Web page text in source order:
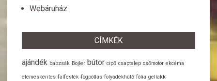
Webáruház
CÍMKÉK
ajándék babzsák Bojler bútor cipő csaptelep csőmotor ekcéma
elemeskerites falfesték fogpótlás folyadékhűtő fólia gellakk